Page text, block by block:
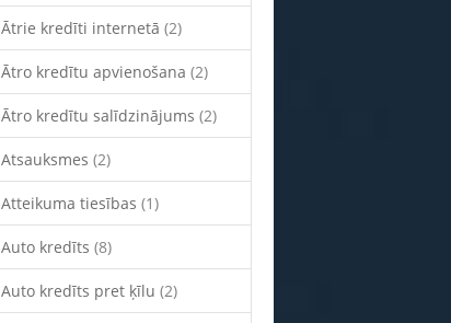
Ātrie kredīti internetā (2)
Ātro kredītu apvienošana (2)
Ātro kredītu salīdzinājums (2)
Atsauksmes (2)
Atteikuma tiesības (1)
Auto kredīts (8)
Auto kredīts pret ķīlu (2)